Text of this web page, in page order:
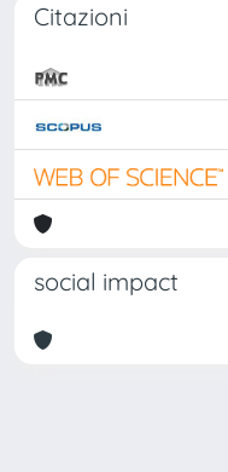
Citazioni
social impact